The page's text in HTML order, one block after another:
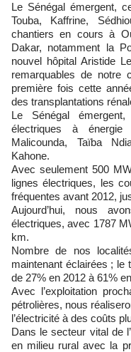
Le Sénégal émergent,
Touba, Kaffrine,
chantiers en cours à
Dakar, notamment la
nouvel hôpital Aristide
remarquables de notre
première fois cette
des transplantations
Le Sénégal
électriques à
Malicounda, Taïba
Kahone.
Avec seulement 500
lignes électriques, les
fréquentes avant 2012,
Aujourd’hui, nous
électriques, avec 1787
km.
Nombre de nos
maintenant éclairées ; le
de 27% en 2012 à 61%
Avec l’exploitation
pétrolières, nous
l’électricité à des coûts
Dans le secteur vital de
en milieu rural avec la